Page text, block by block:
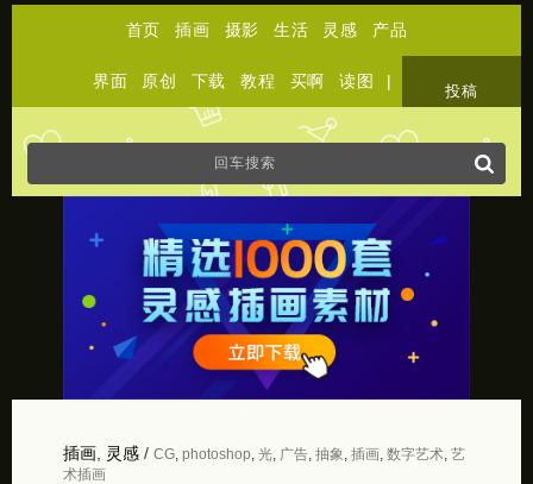
首页 插画 摄影 生活 灵感 产品
界面 原创 下载 教程 买啊 读图 |
投稿
插画, 灵感/ CG, photoshop 光, 广告, 抽象 插画, 数字艺术, 艺
术插画